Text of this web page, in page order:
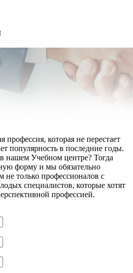
профессия, которая не перестает
популярность в последние годы.
нашем Учебном центре? Тогда
форму и мы обязательно
только профессионалов с
специалистов, которые хотят
профессией.